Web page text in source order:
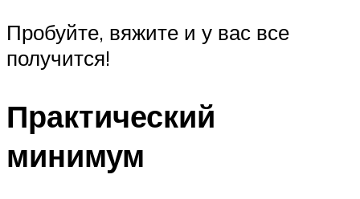
Пробуйте, вяжите и у вас все
получится!
Практический
минимум